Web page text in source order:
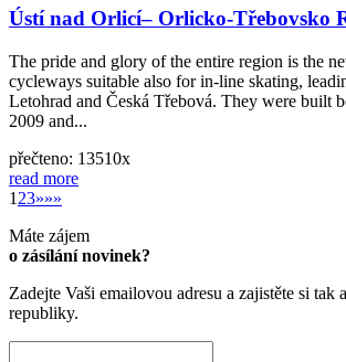
Ústí nad Orlicí– Orlicko-Třebovsko
The pride and glory of the entire region is the
cycleways suitable also for in-line skating,
Letohrad and Česká Třebová. They were built
2009 and...
přečteno: 13510x
read more
1 23»»
»»
Máte zájem
o zásílání novinek?
Zadejte Vaši emailovou adresu a zajistěte si tak
republiky.